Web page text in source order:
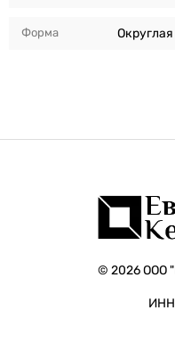
Форма Округлая
© 2026 ООО